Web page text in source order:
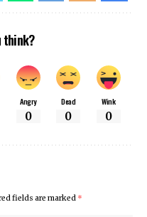
think?
Angry
0
Dead
0
Wink
0
fields are marked *